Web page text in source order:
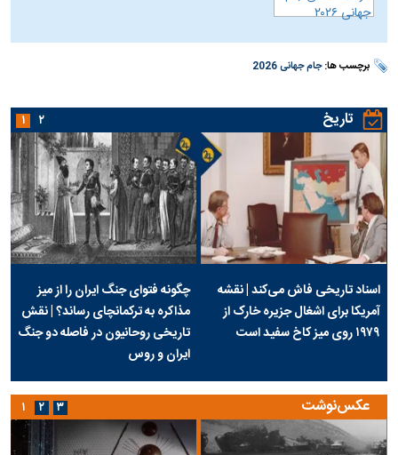
برچسب ها:جام جهانی 2026
تاریخ
اسناد تاریخی فاش می‌کند | نقشه
آمریکا برای اشغال جزیره خارک از
۱۹۷۹ روی میز کاخ سفید است
چگونه فتوای جنگ ایران را از میز
مذاکره به ترکمانچای رساند؟ | نقش
تاریخی روحانیون در فاصله دو جنگ
ایران و روس
۱ ۲
عکس‌نوشت ۱ ۲ ۳